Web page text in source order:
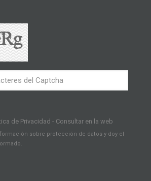
de Privacidad - Consultar en la web
sobre protección de datos y doy el